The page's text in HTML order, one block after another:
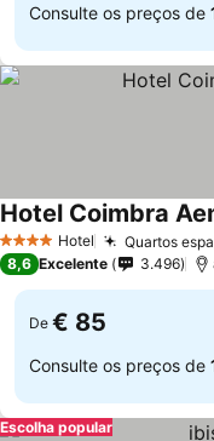
Consulte os preços de
4 EstrelasHotel Quartos
Hotel Coimbra
8,6 Excelente 3.496
De € 85
Consulte os preços de
Escolha popular